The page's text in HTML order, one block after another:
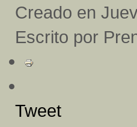
Creado en
Escrito por
Tweet